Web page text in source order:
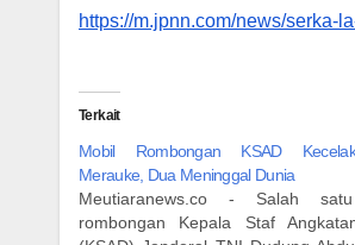
https://m.jpnn.com/news/serka-
Terkait
Mobil Rombongan KSAD
Merauke, Dua Meninggal Dunia
Meutiaranews.co - Salah
rombongan Kepala Staf